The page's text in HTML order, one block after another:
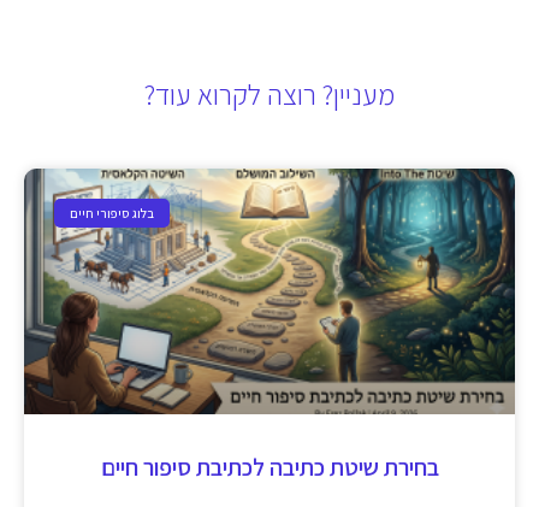
מעניין? רוצה לקרוא עוד?
בלוג סיפורי חיים
בחירת שיטת כתיבה לכתיבת סיפור חיים